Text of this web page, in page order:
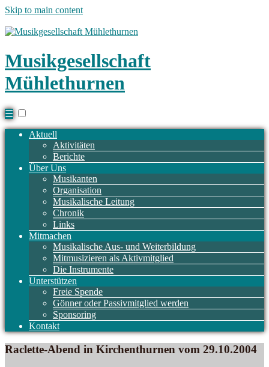
Skip to main content
Musikgesellschaft
Mühlethurnen
☰
Aktuell
Aktivitäten
Berichte
Über Uns
Musikanten
Organisation
Musikalische Leitung
Chronik
Links
Mitmachen
Musikalische Aus- und Weiterbildung
Mitmusizieren als Aktivmitglied
Die Instrumente
Unterstützen
Freie Spende
Gönner oder Passivmitglied werden
Sponsoring
Kontakt
Raclette-Abend in Kirchenthurnen vom 29.10.2004